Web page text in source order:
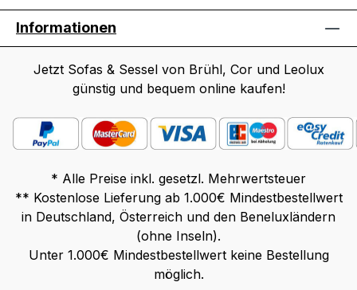
Informationen
Jetzt Sofas & Sessel von Brühl, Cor und Leolux
günstig und bequem online kaufen!
* Alle Preise inkl. gesetzl. Mehrwertsteuer
** Kostenlose Lieferung ab 1.000€ Mindestbestellwert
in Deutschland, Österreich und den Beneluxländern
(ohne Inseln).
Unter 1.000€ Mindestbestellwert keine Bestellung
möglich.